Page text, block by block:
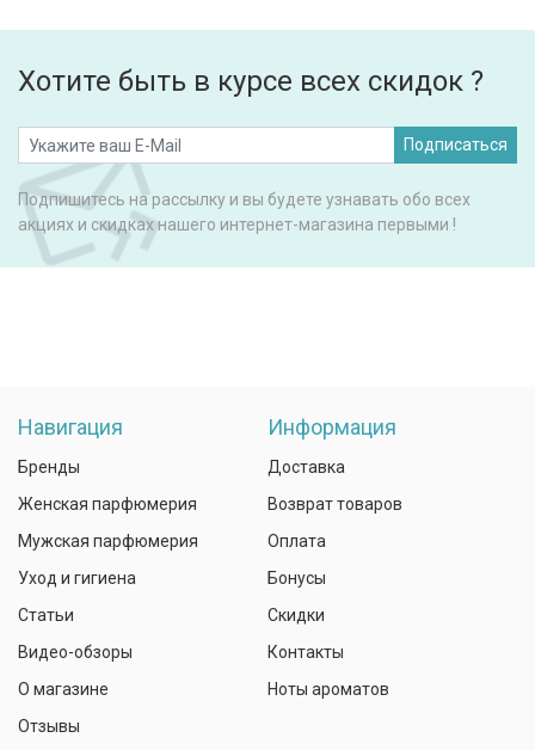
Хотите быть в курсе всех скидок ?
Подписаться
Подпишитесь на рассылку и вы будете узнавать обо всех
акциях и скидках нашего интернет-магазина первыми !
Навигация
Бренды
Женская парфюмерия
Мужская парфюмерия
Уход и гигиена
Статьи
Видео-обзоры
О магазине
Отзывы
Информация
Доставка
Возврат товаров
Оплата
Бонусы
Скидки
Контакты
Ноты ароматов